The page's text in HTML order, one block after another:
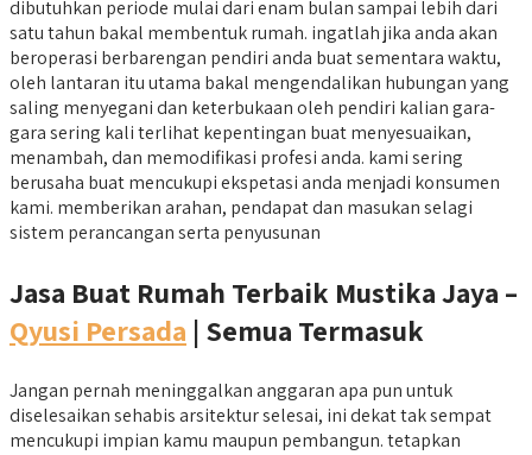
dibutuhkan periode mulai dari enam bulan sampai lebih dari
satu tahun bakal membentuk rumah. ingatlah jika anda akan
beroperasi berbarengan pendiri anda buat sementara waktu,
oleh lantaran itu utama bakal mengendalikan hubungan yang
saling menyegani dan keterbukaan oleh pendiri kalian gara-
gara sering kali terlihat kepentingan buat menyesuaikan,
menambah, dan memodifikasi profesi anda. kami sering
berusaha buat mencukupi ekspetasi anda menjadi konsumen
kami. memberikan arahan, pendapat dan masukan selagi
sistem perancangan serta penyusunan
Jasa Buat Rumah Terbaik Mustika Jaya –
Qyusi Persada | Semua Termasuk
Jangan pernah meninggalkan anggaran apa pun untuk
diselesaikan sehabis arsitektur selesai, ini dekat tak sempat
mencukupi impian kamu maupun pembangun. tetapkan